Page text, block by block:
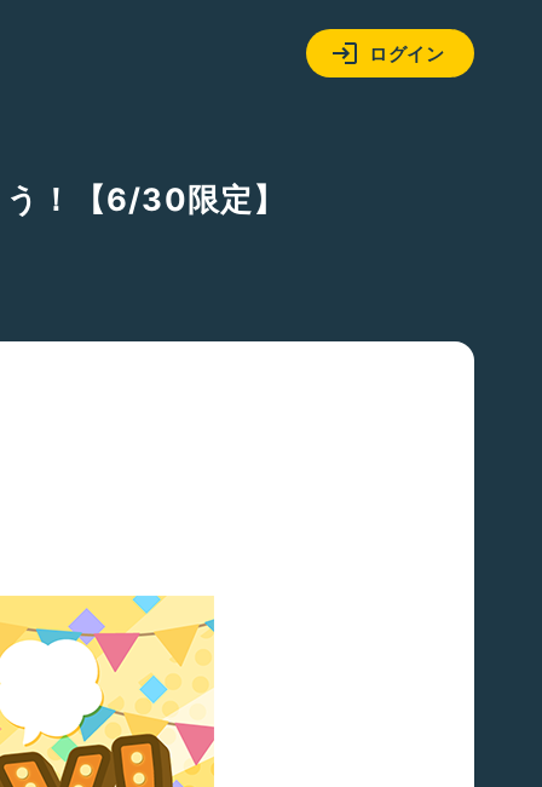
ログイン
！【6/30限定】